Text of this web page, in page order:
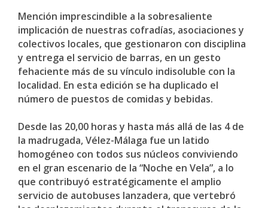
Mención imprescindible a la sobresaliente
implicación de nuestras cofradías, asociaciones y
colectivos locales, que gestionaron con disciplina
y entrega el servicio de barras, en un gesto
fehaciente más de su vínculo indisoluble con la
localidad. En esta edición se ha duplicado el
número de puestos de comidas y bebidas.
Desde las 20,00 horas y hasta más allá de las 4 de
la madrugada, Vélez-Málaga fue un latido
homogéneo con todos sus núcleos conviviendo
en el gran escenario de la “Noche en Vela”, a lo
que contribuyó estratégicamente el amplio
servicio de autobuses lanzadera, que vertebró